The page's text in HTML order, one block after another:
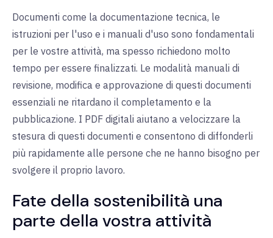
Documenti come la documentazione tecnica, le
istruzioni per l'uso e i manuali d'uso sono fondamentali
per le vostre attività, ma spesso richiedono molto
tempo per essere finalizzati. Le modalità manuali di
revisione, modifica e approvazione di questi documenti
essenziali ne ritardano il completamento e la
pubblicazione. I PDF digitali aiutano a velocizzare la
stesura di questi documenti e consentono di diffonderli
più rapidamente alle persone che ne hanno bisogno per
svolgere il proprio lavoro.
Fate della sostenibilità una
parte della vostra attività